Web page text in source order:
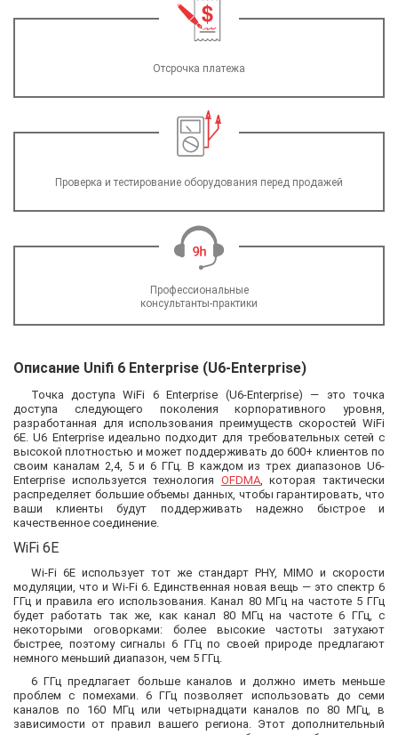
Отсрочка платежа
Проверка и тестирование оборудования перед продажей
Профессиональные
консультанты-практики
Описание Unifi 6 Enterprise (U6-Enterprise)
Точка доступа WiFi 6 Enterprise (U6-Enterprise) — это точка
доступа следующего поколения корпоративного уровня,
разработанная для использования преимуществ скоростей WiFi
6E. U6 Enterprise идеально подходит для требовательных сетей с
высокой плотностью и может поддерживать до 600+ клиентов по
своим каналам 2,4, 5 и 6 ГГц. В каждом из трех диапазонов U6-
Enterprise используется технология OFDMA, которая тактически
распределяет большие объемы данных, чтобы гарантировать, что
ваши клиенты будут поддерживать надежно быстрое и
качественное соединение.
WiFi 6E
Wi-Fi 6E использует тот же стандарт PHY, MIMO и скорости
модуляции, что и Wi-Fi 6. Единственная новая вещь — это спектр 6
ГГц и правила его использования. Канал 80 МГц на частоте 5 ГГц
будет работать так же, как канал 80 МГц на частоте 6 ГГц, с
некоторыми оговорками: более высокие частоты затухают
быстрее, поэтому сигналы 6 ГГц по своей природе предлагают
немного меньший диапазон, чем 5 ГГц.
6 ГГц предлагает больше каналов и должно иметь меньше
проблем с помехами. 6 ГГц позволяет использовать до семи
каналов по 160 МГц или четырнадцати каналов по 80 МГц, в
зависимости от правил вашего региона. Этот дополнительный